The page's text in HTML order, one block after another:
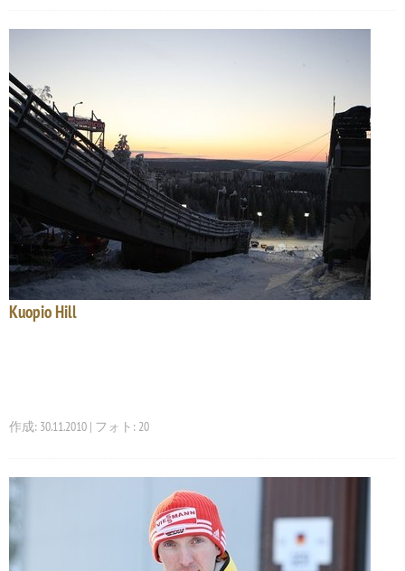
Kuopio Hill
作成: 30.11.2010 | フォト: 20